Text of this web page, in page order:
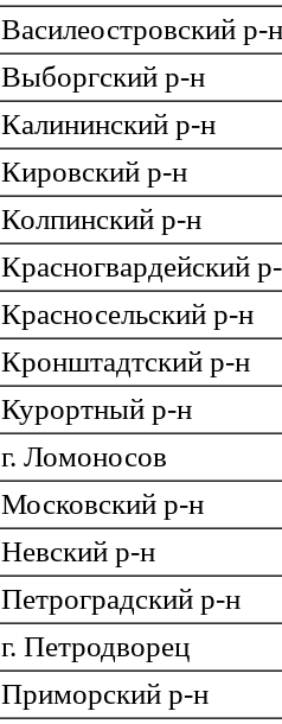
Василеостровский р-н
Выборгский р-н
Калининский р-н
Кировский р-н
Колпинский р-н
Красногвардейский
Красносельский р-н
Кронштадтский р-н
Курортный р-н
г. Ломоносов
Московский р-н
Невский р-н
Петроградский р-н
г. Петродворец
Приморский р-н